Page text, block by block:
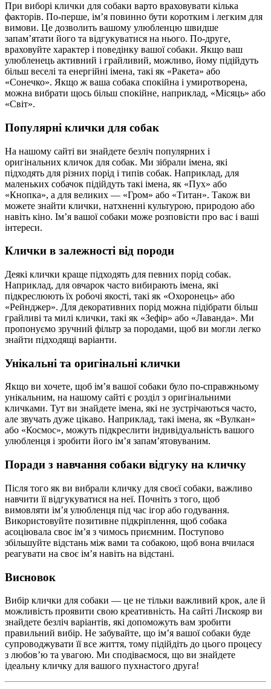
При виборі клички для собаки варто враховувати кілька
факторів. По-перше, ім’я повинно бути коротким і легким для
вимови. Це дозволить вашому улюбленцю швидше
запам’ятати його та відгукуватися на нього. По-друге,
враховуйте характер і поведінку вашої собаки. Якщо ваш
улюбленець активний і грайливий, можливо, йому підійдуть
більш веселі та енергійні імена, такі як «Ракета» або
«Сонечко». Якщо ж ваша собака спокійна і умиротворена,
можна вибрати щось більш спокійне, наприклад, «Місяць» або
«Світ».
Популярні клички для собак
На нашому сайті ви знайдете безліч популярних і
оригінальних кличок для собак. Ми зібрали імена, які
підходять для різних порід і типів собак. Наприклад, для
маленьких собачок підійдуть такі імена, як «Пух» або
«Кнопка», а для великих — «Гром» або «Титан». Також ви
можете знайти клички, натхненні культурою, природою або
навіть кіно. Ім’я вашої собаки може розповісти про вас і ваші
інтереси.
Клички в залежності від породи
Деякі клички краще підходять для певних порід собак.
Наприклад, для овчарок часто вибирають імена, які
підкреслюють їх робочі якості, такі як «Охоронець» або
«Рейнджер». Для декоративних порід можна підібрати більш
грайливі та милі клички, такі як «Зефір» або «Лаванда». Ми
пропонуємо зручний фільтр за породами, щоб ви могли легко
знайти підходящі варіанти.
Унікальні та оригінальні клички
Якщо ви хочете, щоб ім’я вашої собаки було по-справжньому
унікальним, на нашому сайті є розділ з оригінальними
кличками. Тут ви знайдете імена, які не зустрічаються часто,
але звучать дуже цікаво. Наприклад, такі імена, як «Вулкан»
або «Космос», можуть підкреслити індивідуальність вашого
улюбленця і зробити його ім’я запам’ятовуваним.
Поради з навчання собаки відгуку на кличку
Після того як ви вибрали кличку для своєї собаки, важливо
навчити її відгукуватися на неї. Почніть з того, щоб
вимовляти ім’я улюбленця під час ігор або годування.
Використовуйте позитивне підкріплення, щоб собака
асоціювала своє ім’я з чимось приємним. Поступово
збільшуйте відстань між вами та собакою, щоб вона вчилася
реагувати на своє ім’я навіть на відстані.
Висновок
Вибір клички для собаки — це не тільки важливий крок, але й
можливість проявити свою креативність. На сайті Лискояр ви
знайдете безліч варіантів, які допоможуть вам зробити
правильний вибір. Не забувайте, що ім’я вашої собаки буде
супроводжувати її все життя, тому підійдіть до цього процесу
з любов’ю та увагою. Ми сподіваємося, що ви знайдете
ідеальну кличку для вашого пухнастого друга!